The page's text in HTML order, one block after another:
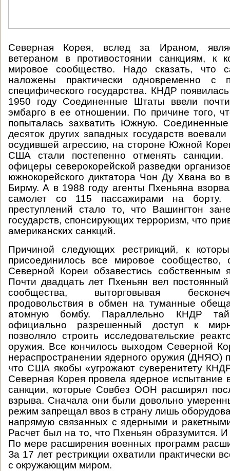
Северная Корея, вслед за Ираном,
ветераном в противостоянии санкциям, к
мировое сообщество. Надо сказать, что
наложены практически одновременно с
специфического государства. КНДР
1950 году Соединенные Штаты ввели
эмбарго в ее отношении. По причине того,
попыталась захватить Южную.
десяток других западных государств
осудившей агрессию, на стороне Южной
США стали постепенно отменять
офицеры северокорейской разведки
южнокорейского диктатора Чон Ду Хвана во
Бирму. А в 1988 году агенты Пхеньяна
самолет со 115 пассажирами на борту.
преступлений стало то, что Вашингтон
государств, спонсирующих терроризм, что
американских санкций.
Причиной следующих рестрикций, к
присоединилось все мировое сообщество,
Северной Кореи обзавестись собственным
Почти двадцать лет Пхеньян вел
сообщества, выторговывая
продовольствия в обмен на туманные
атомную бомбу. Параллельно КНДР
официально разрешенный доступ к
позволяло строить исследовательские
оружия. Все кончилось выходом Северной
нераспространении ядерного оружия (ДНЯО)
что США якобы «угрожают суверенитету
Северная Корея провела ядерное испытание
санкции, которые Совбез ООН расширял
взрыва. Сначала они были довольно
режим запрещал ввоз в страну лишь
напрямую связанных с ядерными и
Расчет был на то, что Пхеньян образумится.
По мере расширения военных программ
За 17 лет рестрикции охватили практически
с окружающим миром.